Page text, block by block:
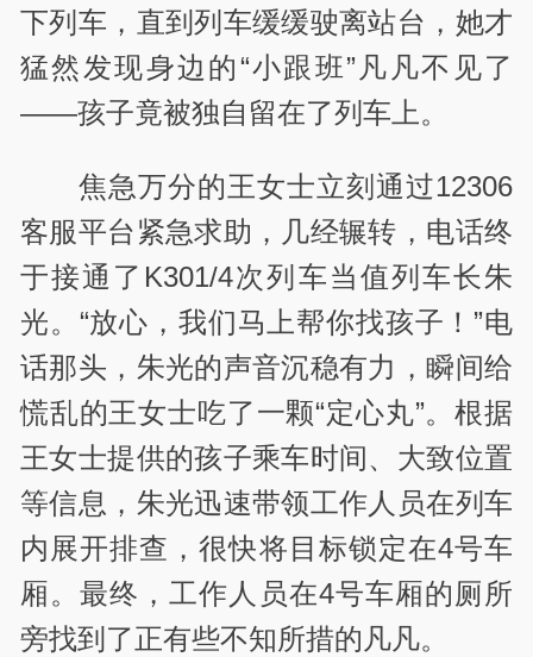
下列车，直到列车缓缓驶离站台，她才
猛然发现身边的“小跟班”凡凡不见了
——孩子竟被独自留在了列车上。
焦急万分的王女士立刻通过12306
客服平台紧急求助，几经辗转，电话终
于接通了K301/4次列车当值列车长朱
光。“放心，我们马上帮你找孩子！”电
话那头，朱光的声音沉稳有力，瞬间给
慌乱的王女士吃了一颗“定心丸”。根据
王女士提供的孩子乘车时间、大致位置
等信息，朱光迅速带领工作人员在列车
内展开排查，很快将目标锁定在4号车
厢。最终，工作人员在4号车厢的厕所
旁找到了正有些不知所措的凡凡。